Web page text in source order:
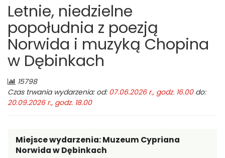
Letnie, niedzielne
popołudnia z poezją
Norwida i muzyką Chopina
w Dębinkach
Liczba
odwiedzających:
15798
Czas trwania wydarzenia: od: 07.06.2026 r., godz. 16.00do:
20.09.2026 r., godz. 18.00
Miejsce wydarzenia:Muzeum Cypriana
Norwida w Dębinkach